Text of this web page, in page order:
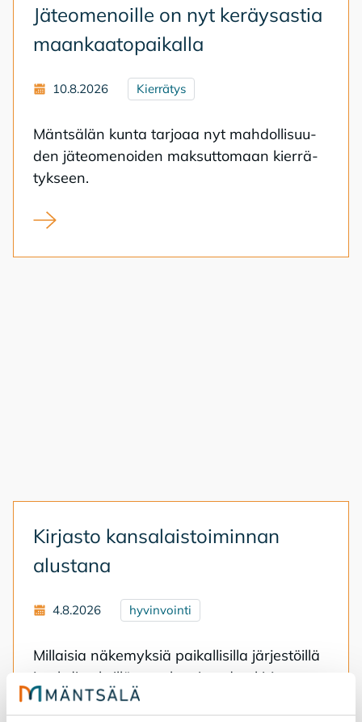
Jä­teo­me­noil­le on nyt ke­räy­sas­tia
maan­kaa­to­pai­kal­la
10.8.2026 Kierrätys
Mänt­sä­län kun­ta tar­jo­aa nyt mah­dol­li­suu­
den jä­teo­me­noi­den mak­sut­to­maan kier­rä­
tyk­seen.
Jäteomenoille on nyt keräysastia maankaatopaikalla
Kir­jas­to kan­sa­lais­toi­min­nan
alus­ta­na
4.8.2026 hyvinvointi
Mil­lai­sia nä­ke­myk­siä pai­kal­li­sil­la jär­jes­töil­lä
ja yh­dis­tyk­sil­lä on tu­le­vai­suu­den kir­jas­tos­
ta? Il­moit­tau­du mu­kaan työ­pa­jaan vii­meis­